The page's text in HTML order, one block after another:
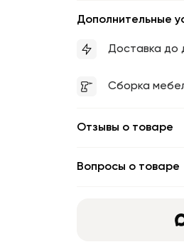
Дополнительные
Доставка до
Сборка
Отзывы о товаре
Вопросы о товаре